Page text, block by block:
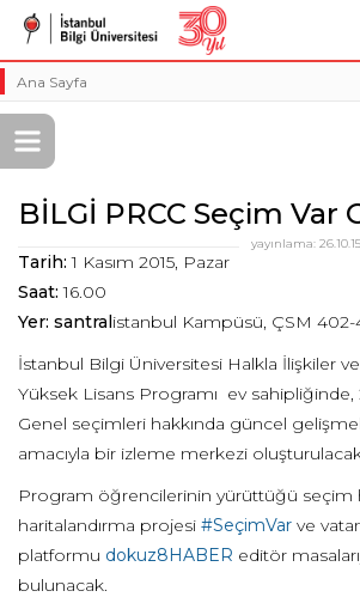
Ana Sayfa
BİLGİ PRCC Seçim Var
yayınlama: 26.10.15
Tarih: 1 Kasım 2015, Pazar
Saat: 16.00
Yer: santralistanbul Kampüsü, ÇSM
İstanbul Bilgi Üniversitesi Halkla İlişkiler
Yüksek Lisans Programı ev sahipliğinde,
Genel seçimleri hakkında güncel
amacıyla bir izleme merkezi
Program öğrencilerinin yürüttüğü seçim
haritalandırma projesi #SeçimVar ve
platformu dokuz8HABER editör
bulunacak.